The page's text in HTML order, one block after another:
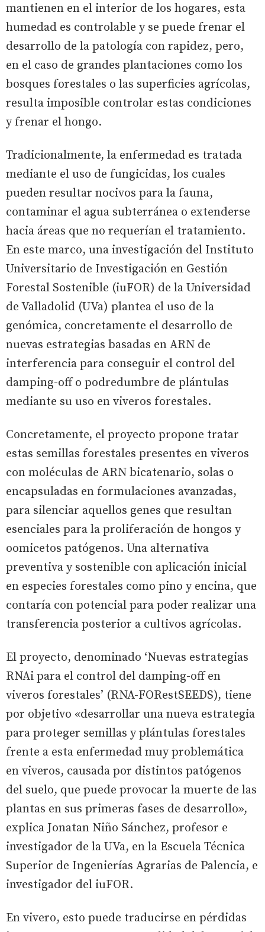
mantienen en el interior de los hogares, esta
humedad es controlable y se puede frenar el
desarrollo de la patología con rapidez, pero,
en el caso de grandes plantaciones como los
bosques forestales o las superficies agrícolas,
resulta imposible controlar estas condiciones
y frenar el hongo.
Tradicionalmente, la enfermedad es tratada
mediante el uso de fungicidas, los cuales
pueden resultar nocivos para la fauna,
contaminar el agua subterránea o extenderse
hacia áreas que no requerían el tratamiento.
En este marco, una investigación del Instituto
Universitario de Investigación en Gestión
Forestal Sostenible (iuFOR) de la Universidad
de Valladolid (UVa) plantea el uso de la
genómica, concretamente el desarrollo de
nuevas estrategias basadas en ARN de
interferencia para conseguir el control del
damping-off o podredumbre de plántulas
mediante su uso en viveros forestales.
Concretamente, el proyecto propone tratar
estas semillas forestales presentes en viveros
con moléculas de ARN bicatenario, solas o
encapsuladas en formulaciones avanzadas,
para silenciar aquellos genes que resultan
esenciales para la proliferación de hongos y
oomicetos patógenos. Una alternativa
preventiva y sostenible con aplicación inicial
en especies forestales como pino y encina, que
contaría con potencial para poder realizar una
transferencia posterior a cultivos agrícolas.
El proyecto, denominado ‘Nuevas estrategias
RNAi para el control del damping-off en
viveros forestales’ (RNA-FORestSEEDS), tiene
por objetivo «desarrollar una nueva estrategia
para proteger semillas y plántulas forestales
frente a esta enfermedad muy problemática
en viveros, causada por distintos patógenos
del suelo, que puede provocar la muerte de las
plantas en sus primeras fases de desarrollo»,
explica Jonatan Niño Sánchez, profesor e
investigador de la UVa, en la Escuela Técnica
Superior de Ingenierías Agrarias de Palencia, e
investigador del iuFOR.
En vivero, esto puede traducirse en pérdidas